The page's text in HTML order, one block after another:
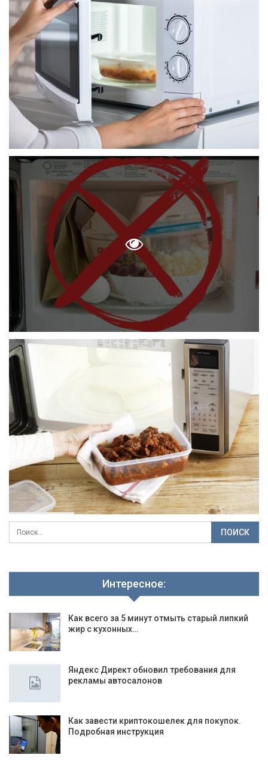
Интересное:
Как всего за 5 минут отмыть старый липкий
жир с кухонных…
Яндекс Директ обновил требования для
рекламы автосалонов
Как завести криптокошелек для покупок.
Подробная инструкция